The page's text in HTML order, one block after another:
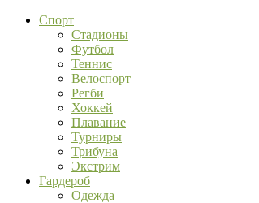
Спорт
Стадионы
Футбол
Теннис
Велоспорт
Регби
Хоккей
Плавание
Турниры
Трибуна
Экстрим
Гардероб
Одежда